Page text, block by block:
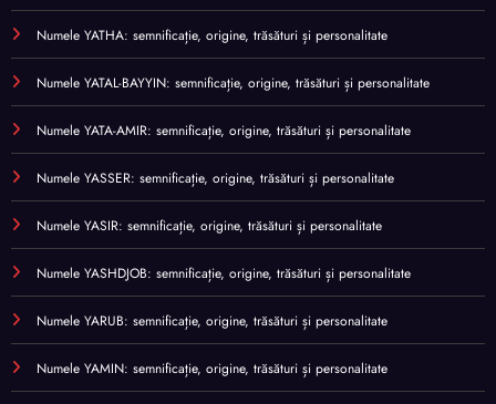
Numele YATHA: semnificație, origine, trăsături și personalitate
Numele YATAL-BAYYIN: semnificație, origine, trăsături și personalitate
Numele YATA-AMIR: semnificație, origine, trăsături și personalitate
Numele YASSER: semnificație, origine, trăsături și personalitate
Numele YASIR: semnificație, origine, trăsături și personalitate
Numele YASHDJOB: semnificație, origine, trăsături și personalitate
Numele YARUB: semnificație, origine, trăsături și personalitate
Numele YAMIN: semnificație, origine, trăsături și personalitate